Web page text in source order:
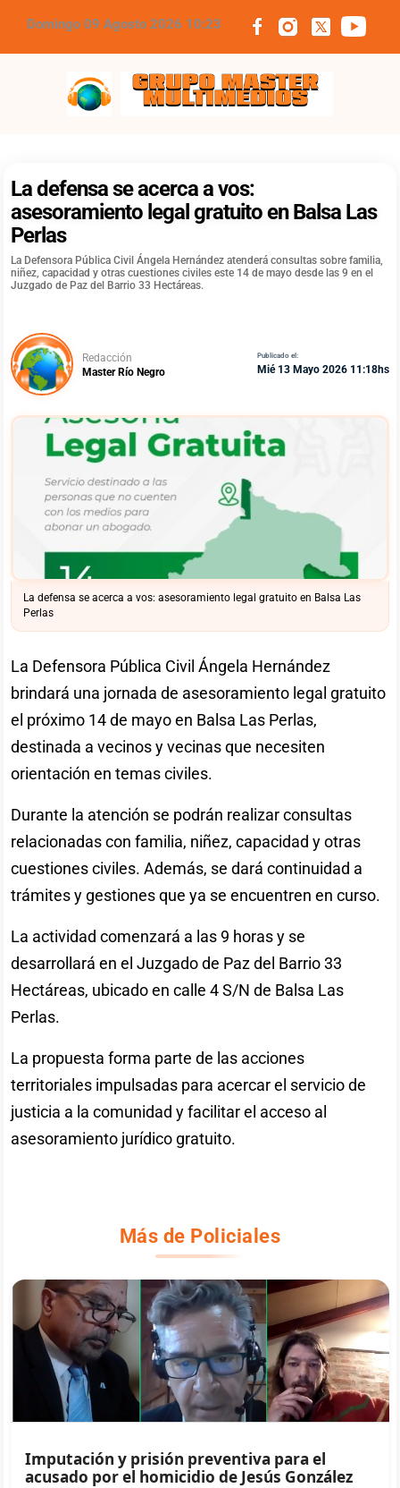
Domingo 09 Agosto 2026 10:23
Grupo Master Multimedios
La defensa se acerca a vos:
asesoramiento legal gratuito en Balsa Las
Perlas
La Defensora Pública Civil Ángela Hernández atenderá consultas sobre familia,
niñez, capacidad y otras cuestiones civiles este 14 de mayo desde las 9 en el
Juzgado de Paz del Barrio 33 Hectáreas.
Redacción
Master Río Negro
Publicado el:
Mié 13 Mayo 2026 11:18hs
La defensa se acerca a vos: asesoramiento legal gratuito en Balsa Las
Perlas
La Defensora Pública Civil Ángela Hernández
brindará una jornada de asesoramiento legal gratuito
el próximo 14 de mayo en Balsa Las Perlas,
destinada a vecinos y vecinas que necesiten
orientación en temas civiles.
Durante la atención se podrán realizar consultas
relacionadas con familia, niñez, capacidad y otras
cuestiones civiles. Además, se dará continuidad a
trámites y gestiones que ya se encuentren en curso.
La actividad comenzará a las 9 horas y se
desarrollará en el Juzgado de Paz del Barrio 33
Hectáreas, ubicado en calle 4 S/N de Balsa Las
Perlas.
La propuesta forma parte de las acciones
territoriales impulsadas para acercar el servicio de
justicia a la comunidad y facilitar el acceso al
asesoramiento jurídico gratuito.
Más de Policiales
Imputación y prisión preventiva para el
acusado por el homicidio de Jesús González